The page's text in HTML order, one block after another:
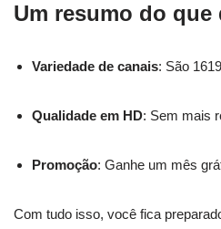
Um resumo do
Variedade de canais: São
Qualidade em HD: Sem mais
Promoção: Ganhe um mês
Com tudo isso, você fica